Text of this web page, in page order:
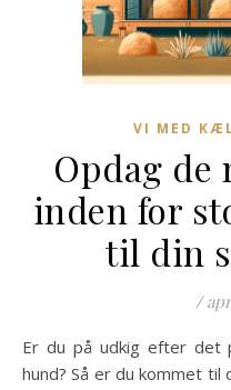
VI MED
Opdag de
inden for
til din
/
Er du på udkig efter det perfekte hundebur til din store
hund? Så er du kommet